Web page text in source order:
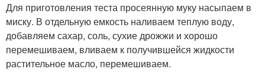
Для приготовления теста просеянную муку насыпаем в
миску. В отдельную емкость наливаем теплую воду,
добавляем сахар, соль, сухие дрожжи и хорошо
перемешиваем, вливаем к получившейся жидкости
растительное масло, перемешиваем.